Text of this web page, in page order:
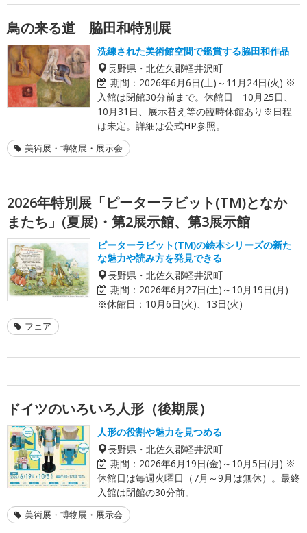
鳥の来る道 脇田和特別展
洗練された美術館空間で鑑賞する脇田和作品
長野県・北佐久郡軽井沢町
期間： 2026年6月6日(土)～11月24日(火) ※
入館は閉館30分前まで。休館日 10月25日、
10月31日、展示替え等の臨時休館あり※日程
は未定。詳細は公式HP参照。
美術展・博物展・展示会
2026年特別展「ピーターラビット(TM)となか
またち」(夏展)・第2展示館、第3展示館
ピーターラビット(TM)の絵本シリーズの新た
な魅力や読み方を発見できる
長野県・北佐久郡軽井沢町
期間： 2026年6月27日(土)～10月19日(月)
※休館日：10月6日(火)、13日(火)
フェア
ドイツのいろいろ人形（後期展）
人形の役割や魅力を見つめる
長野県・北佐久郡軽井沢町
期間： 2026年6月19日(金)～10月5日(月) ※
休館日は毎週火曜日（7月～9月は無休）。最終
入館は閉館の30分前。
美術展・博物展・展示会